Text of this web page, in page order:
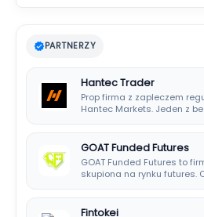
PARTNERZY
Hantec Trader
Prop firma z zapleczem
Hantec Markets. Jeden z
GOAT Funded Futures
GOAT Funded Futures to
skupiona na rynku futures.
Fintokei